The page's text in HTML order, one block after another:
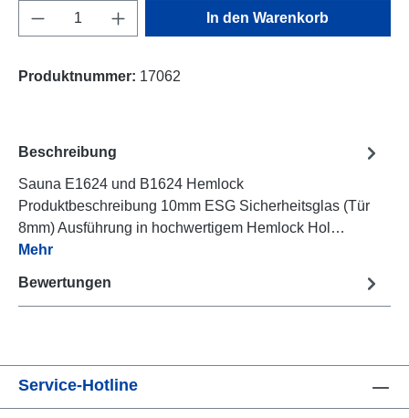
Produkt Anzahl: Gib den gewünschten
In den Warenkorb
Produktnummer: 17062
Beschreibung
Sauna E1624 und B1624 Hemlock
Produktbeschreibung 10mm ESG Sicherheitsglas (Tür
8mm) Ausführung in hochwertigem Hemlock Hol…
Mehr
Bewertungen
Service-Hotline